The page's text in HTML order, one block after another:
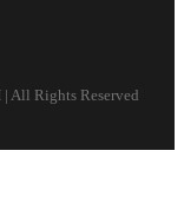
All Rights Reserved